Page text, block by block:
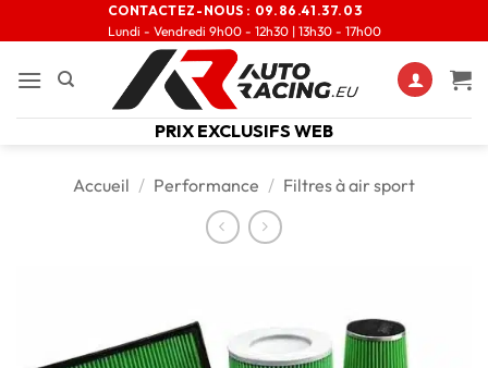
CONTACTEZ-NOUS : 09.86.41.37.03
Lundi - Vendredi 9h00 - 12h30 | 13h30 - 17h00
PRIX EXCLUSIFS WEB
Accueil / Performance / Filtres à air sport